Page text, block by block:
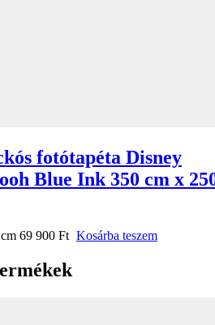
fotótapéta Disney
Blue Ink 350 cm x
69 900 Ft Kosárba teszem